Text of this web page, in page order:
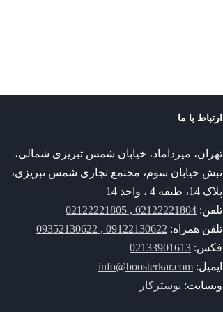
ارتباط با ما
تهران، میرداماد، خیابان شمس تبریزی شمالی،
نبش خیابان سوم، مجتمع تجاری شمس تبریزی،
پلاک 14، طبقه 4 ، واحد 14
تلفن: 02122221804 , 02122221805
تلفن همراه: 09122130622 , 09352130622
فکس: 02133901613
ایمیل: info@boosterkar.com
وبسایت: بوسترکار